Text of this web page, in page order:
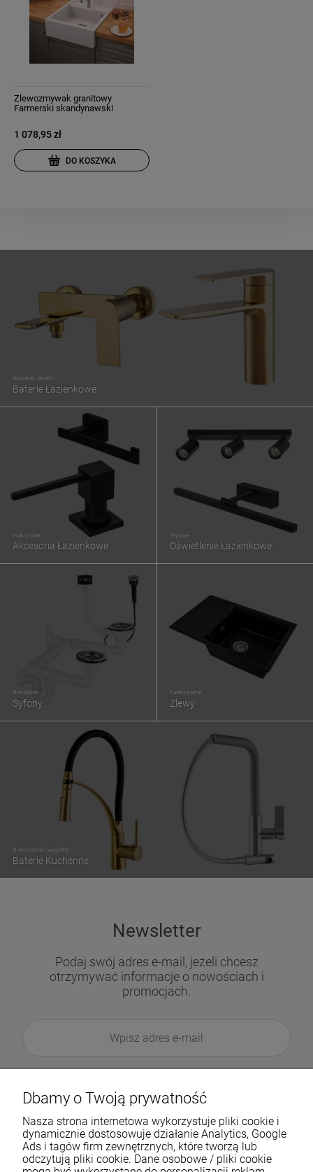
Zlewozmywak granitowy
Farmerski skandynawski
1 078,95 zł
DO KOSZYKA
Wysokiej Jakości
Baterie Łazienkowe
Praktyczne
Akcesoria Łazienkowe
Stylowe
Oświetlenie Łazienkowe
Nowoczesne i wygodne
Baterie Kuchenne
Niezbędne
Syfony
Funkcjonalne
Zlewy
Newsletter
Podaj swój adres e-mail, jeżeli chcesz
otrzymywać informacje o nowościach i
promocjach.
Dbamy o Twoją prywatność
Nasza strona internetowa wykorzystuje pliki cookie i
dynamicznie dostosowuje działanie Analytics, Google
Ads i tagów firm zewnętrznych, które tworzą lub
odczytują pliki cookie. Dane osobowe / pliki cookie